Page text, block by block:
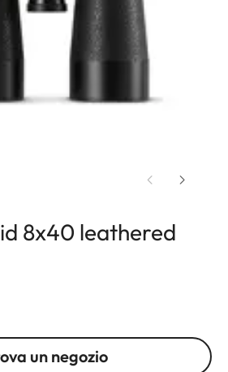
8x40 leathered
un negozio